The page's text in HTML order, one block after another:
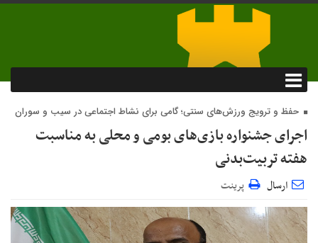
حفظ و ترویج ورزش‌های سنتی؛ گامی برای نشاط اجتماعی در سیب و سوران
اجرای جشنواره بازی‌های بومی و محلی به مناسبت
هفته تربیت‌بدنی
ارسال پرینت